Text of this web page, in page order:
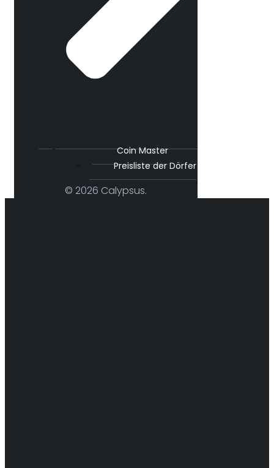
Coin Master
Preisliste der Dörfer
© 2026 Calypsus.